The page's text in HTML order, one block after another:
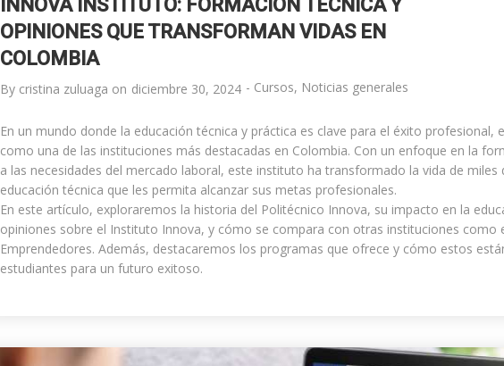
INNOVA INSTITUTO: FORMACIÓN TÉCNICA Y
OPINIONES QUE TRANSFORMAN VIDAS EN
COLOMBIA
By cristina zuluaga on diciembre 30, 2024 - Cursos, Noticias generales
En un mundo donde la educación técnica y práctica es clave para el éxito
como una de las instituciones más destacadas en Colombia. Con un enfoque en la
a las necesidades del mercado laboral, este instituto ha transformado la vida de miles
educación técnica que les permita alcanzar sus metas profesionales.
En este artículo, exploraremos la historia del Politécnico Innova, su impacto en la
opiniones sobre el Instituto Innova, y cómo se compara con otras instituciones como
Emprendedores. Además, destacaremos los programas que ofrece y cómo estos
estudiantes para un futuro exitoso.